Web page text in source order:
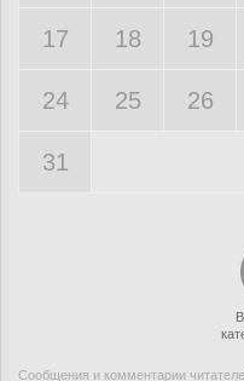
17 18 19
24 25 26
31
Сообщения и комментарии